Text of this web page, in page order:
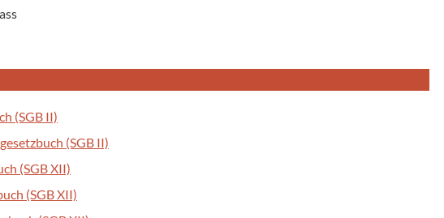
(SGB II)
(SGB II)
(SGB XII)
(SGB XII)